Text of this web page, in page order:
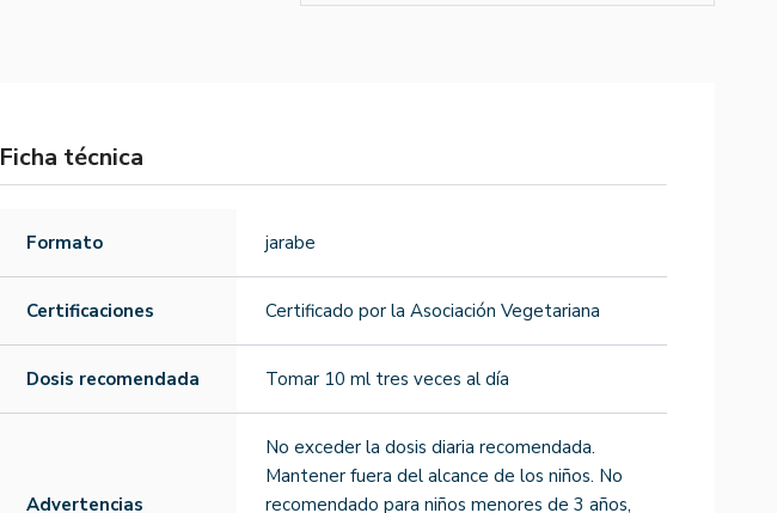
Ficha técnica
Formato jarabe
Certificaciones Certificado por la Asociación Vegetariana
Dosis recomendada Tomar 10 ml tres veces al día
Advertencias
No exceder la dosis diaria recomendada.
Mantener fuera del alcance de los niños. No
recomendado para niños menores de 3 años,